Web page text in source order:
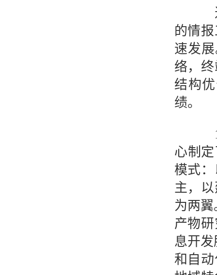
进
的情
速发
络，
结构
绩。
心制
模式
主，
为两
产物
息开
和自